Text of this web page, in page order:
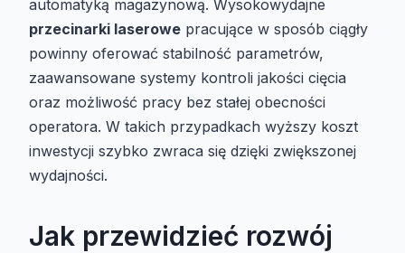
automatyką magazynową. Wysokowydajne
przecinarki laserowe pracujące w sposób ciągły
powinny oferować stabilność parametrów,
zaawansowane systemy kontroli jakości cięcia
oraz możliwość pracy bez stałej obecności
operatora. W takich przypadkach wyższy koszt
inwestycji szybko zwraca się dzięki zwiększonej
wydajności.
Jak przewidzieć rozwój